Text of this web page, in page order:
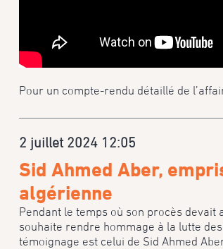
Pour un compte-rendu détaillé de
2 juillet 2024 12:05
Sid Ahmed Aber,
algérienne
Pendant le temps où son procès devait
souhaite rendre hommage à la lutte
témoignage est celui de Sid Ahmed